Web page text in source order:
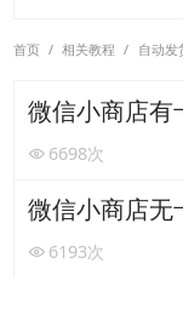
91卡券仓库 转转
各平台常用功能案
阿奇索账号中心产
转转自动发货产品手
首页 / 相关教程 / 自动发
6698次
6193次